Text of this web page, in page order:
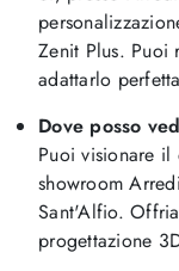
Zenit Plus. Puoi
adattarlo
Dove posso
Puoi visionare il
showroom
Sant'Alfio.
progettazione